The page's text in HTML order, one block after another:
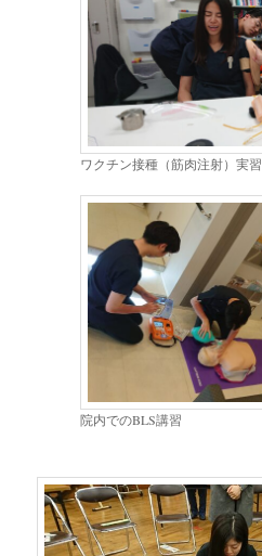
ワクチン接種（筋肉注射）実習
院内でのBLS講習